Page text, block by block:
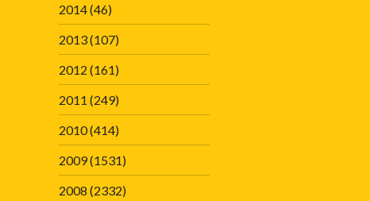
2014(46)
2013(107)
2012 (161)
2011 (249)
2010(414)
2009(1531)
2008 (2332)